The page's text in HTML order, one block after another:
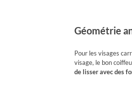
Géométrie
Pour les visages
visage, le bon
de lisser avec des